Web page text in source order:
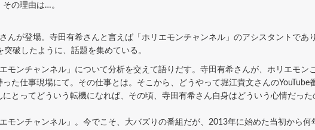
の理由は…。
んが登場。寺田有希さんと言えば「ホリエモンチャンネル」のアシスタントであ
破したように、話題を集めている。
モンチャンネル」について分析を交えて語りだす。寺田有希さんが、ホリエモン
た仕事現場にて。その仕事とは。そこから、どうやって堀江貴文さんのYouTube
とってどういう転機になれば、その頃、寺田有希さん自身はどういう心情だっ
モンチャンネル」。今でこそ、大バズりの番組だが、2013年に始めた当初から何